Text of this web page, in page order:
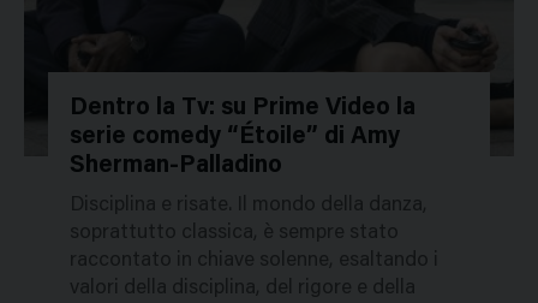
714718
Dentro la Tv: su Prime Video la
serie comedy “Étoile” di Amy
Sherman-Palladino
Disciplina e risate. Il mondo della danza,
soprattutto classica, è sempre stato
raccontato in chiave solenne, esaltando i
valori della disciplina, del rigore e della